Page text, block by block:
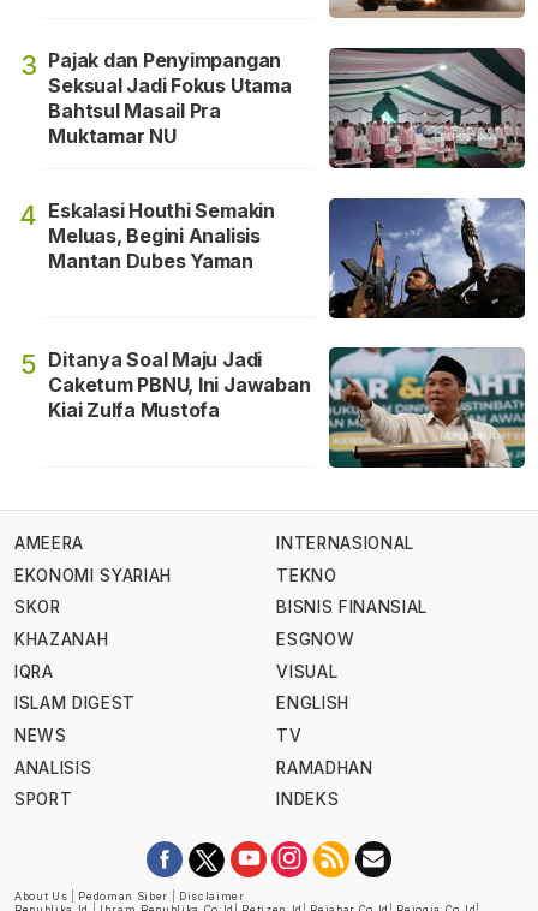
3 Pajak dan Penyimpangan
Seksual Jadi Fokus Utama
Bahtsul Masail Pra
Muktamar NU
4 Eskalasi Houthi Semakin
Meluas, Begini Analisis
Mantan Dubes Yaman
5 Ditanya Soal Maju Jadi
Caketum PBNU, Ini Jawaban
Kiai Zulfa Mustofa
AMEERA
EKONOMI SYARIAH
SKOR
KHAZANAH
IQRA
ISLAM DIGEST
NEWS
ANALISIS
SPORT
INTERNASIONAL
TEKNO
BISNIS FINANSIAL
ESGNOW
VISUAL
ENGLISH
TV
RAMADHAN
INDEKS
About Us Pedoman Siber
Disclaimer